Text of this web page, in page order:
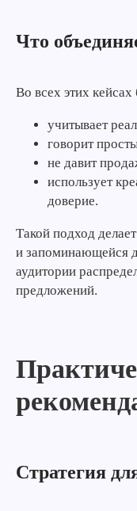
Что
Во всех этих кейсах
учитывает
говорит
не давит
использует
доверие.
Такой подход
и запоминающейся
аудитории
предложений.
Стратегия